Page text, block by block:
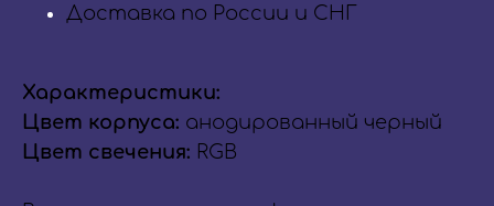
Доставка по России и СНГ
Характеристики:
Цвет корпуса: анодированный черный
Цвет свечения: RGB